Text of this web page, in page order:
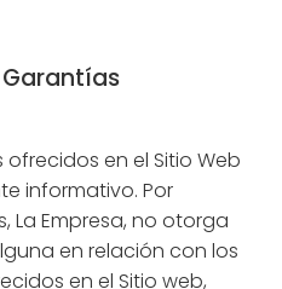
Garantías
en el Sitio Web
informativo. Por
La Empresa, no otorga
en relación con los
en el Sitio web,